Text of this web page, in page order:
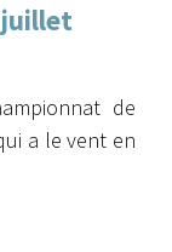
juillet
de
a le vent en